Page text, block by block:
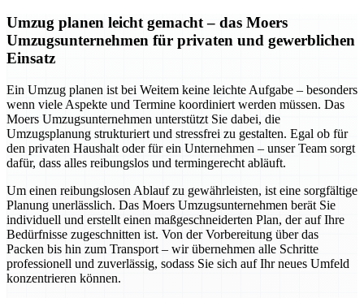
Umzug planen leicht gemacht – das Moers
Umzugsunternehmen für privaten und gewerblichen
Einsatz
Ein Umzug planen ist bei Weitem keine leichte Aufgabe – besonders
wenn viele Aspekte und Termine koordiniert werden müssen. Das
Moers Umzugsunternehmen unterstützt Sie dabei, die
Umzugsplanung strukturiert und stressfrei zu gestalten. Egal ob für
den privaten Haushalt oder für ein Unternehmen – unser Team sorgt
dafür, dass alles reibungslos und termingerecht abläuft.
Um einen reibungslosen Ablauf zu gewährleisten, ist eine sorgfältige
Planung unerlässlich. Das Moers Umzugsunternehmen berät Sie
individuell und erstellt einen maßgeschneiderten Plan, der auf Ihre
Bedürfnisse zugeschnitten ist. Von der Vorbereitung über das
Packen bis hin zum Transport – wir übernehmen alle Schritte
professionell und zuverlässig, sodass Sie sich auf Ihr neues Umfeld
konzentrieren können.